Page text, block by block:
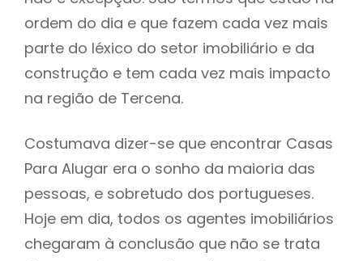
ordem do dia e que fazem cada vez mais
parte do léxico do setor imobiliário e da
construção e tem cada vez mais impacto
na região de Tercena.
Costumava dizer-se que encontrar Casas
Para Alugar era o sonho da maioria das
pessoas, e sobretudo dos portugueses.
Hoje em dia, todos os agentes imobiliários
chegaram à conclusão que não se trata